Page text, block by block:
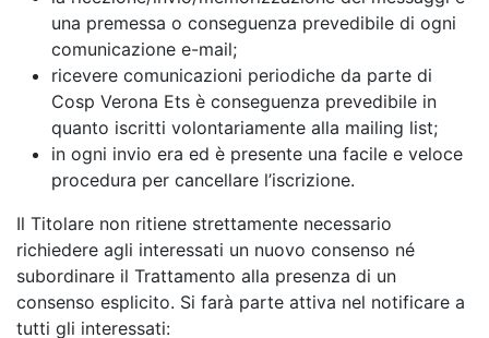
una premessa o conseguenza prevedibile di ogni
comunicazione e-mail;
ricevere comunicazioni periodiche da parte di
Cosp Verona Ets è conseguenza prevedibile in
quanto iscritti volontariamente alla mailing list;
in ogni invio era ed è presente una facile e veloce
procedura per cancellare l’iscrizione.
Il Titolare non ritiene strettamente necessario
richiedere agli interessati un nuovo consenso né
subordinare il Trattamento alla presenza di un
consenso esplicito. Si farà parte attiva nel notificare a
tutti gli interessati: